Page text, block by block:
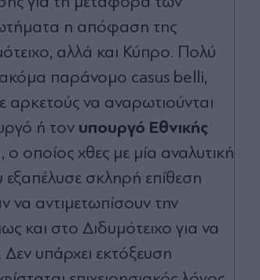
η απόφαση της
αλλά και Κύπρο. Πολύ
παράνομο casus belli,
αρκετούς να αναρωτιούνται
ή τον υπουργό Εθνικής
ο οποίος χθες με μία αναλυτική
εξαπέλυσε σκληρή επίθεση
αντιμετωπίσουν την
και στο Διδυμότειχο για να
υπάρχει εκτόξευση